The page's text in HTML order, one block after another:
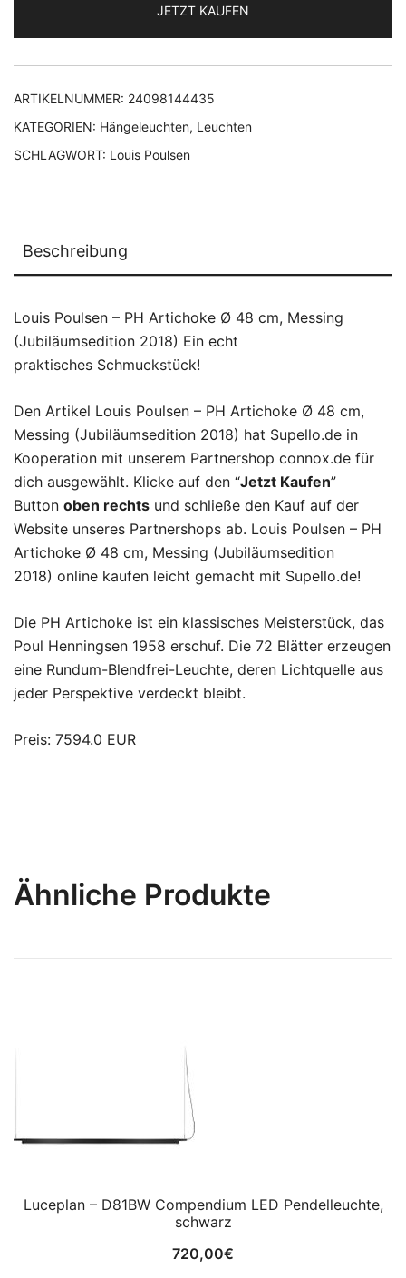
JETZT KAUFEN
ARTIKELNUMMER: 24098144435
KATEGORIEN: Hängeleuchten, Leuchten
SCHLAGWORT: Louis Poulsen
Beschreibung
Louis Poulsen – PH Artichoke Ø 48 cm, Messing
(Jubiläumsedition 2018) Ein echt
praktisches Schmuckstück!
Den Artikel Louis Poulsen – PH Artichoke Ø 48 cm,
Messing (Jubiläumsedition 2018) hat Supello.de in
Kooperation mit unserem Partnershop connox.de für
dich ausgewählt. Klicke auf den “Jetzt Kaufen”
Button oben rechts und schließe den Kauf auf der
Website unseres Partnershops ab. Louis Poulsen – PH
Artichoke Ø 48 cm, Messing (Jubiläumsedition
2018) online kaufen leicht gemacht mit Supello.de!
Die PH Artichoke ist ein klassisches Meisterstück, das
Poul Henningsen 1958 erschuf. Die 72 Blätter erzeugen
eine Rundum-Blendfrei-Leuchte, deren Lichtquelle aus
jeder Perspektive verdeckt bleibt.
Preis: 7594.0 EUR
Ähnliche Produkte
Luceplan – D81BW Compendium LED Pendelleuchte,
schwarz
720,00€